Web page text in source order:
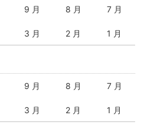
9 月 8 月 7 月
3 月 2 月 1 月
9 月 8 月 7 月
3 月 2 月 1 月